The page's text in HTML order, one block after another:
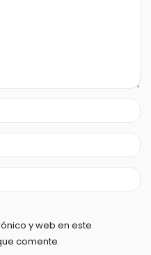
y web en este
comente.